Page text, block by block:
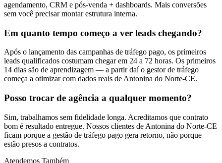
agendamento, CRM e pós-venda + dashboards. Mais conversões
sem você precisar montar estrutura interna.
Em quanto tempo começo a ver leads chegando?
Após o lançamento das campanhas de tráfego pago, os primeiros
leads qualificados costumam chegar em 24 a 72 horas. Os primeiros
14 dias são de aprendizagem — a partir daí o gestor de tráfego
começa a otimizar com dados reais de Antonina do Norte-CE.
Posso trocar de agência a qualquer momento?
Sim, trabalhamos sem fidelidade longa. Acreditamos que contrato
bom é resultado entregue. Nossos clientes de Antonina do Norte-CE
ficam porque a gestão de tráfego pago gera retorno, não porque
estão presos a contratos.
Atendemos Também